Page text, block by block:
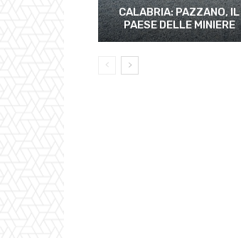
CALABRIA: PAZZANO, IL
PAESE DELLE MINIERE